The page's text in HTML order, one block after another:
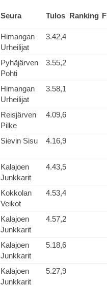
Seura Tulos Ranking
Himangan
Urheilijat
3.42,4
Pyhäjärven
Pohti
3.55,2
Himangan
Urheilijat
3.58,1
Reisjärven
Pilke
4.09,6
Sievin Sisu 4.16,9
Kalajoen
Junkkarit
4.43,5
Kokkolan
Veikot
4.53,4
Kalajoen
Junkkarit
4.57,2
Kalajoen
Junkkarit
5.18,6
Kalajoen
Junkkarit
5.27,9